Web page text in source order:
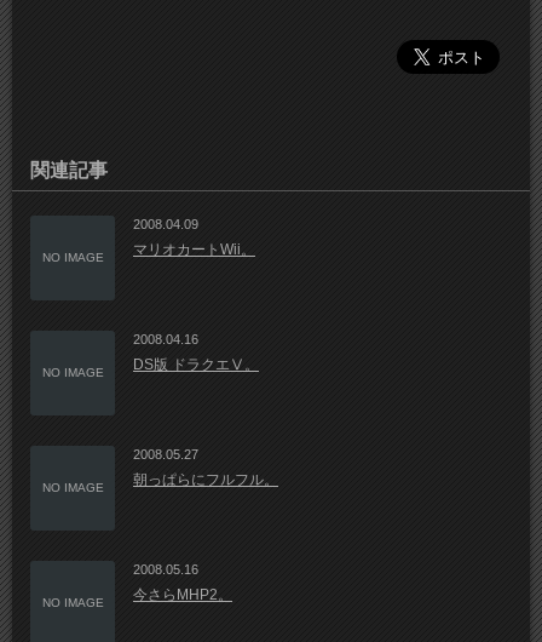
関連記事
NO IMAGE
2008.04.09
マリオカートWii。
NO IMAGE
2008.04.16
DS版 ドラクエⅤ。
NO IMAGE
2008.05.27
朝っぱらにフルフル。
NO IMAGE
2008.05.16
今さらMHP2。